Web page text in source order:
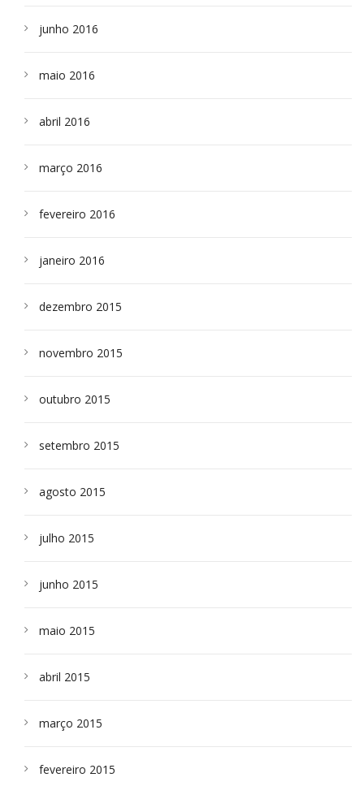
junho 2016
maio 2016
abril 2016
março 2016
fevereiro 2016
janeiro 2016
dezembro 2015
novembro 2015
outubro 2015
setembro 2015
agosto 2015
julho 2015
junho 2015
maio 2015
abril 2015
março 2015
fevereiro 2015